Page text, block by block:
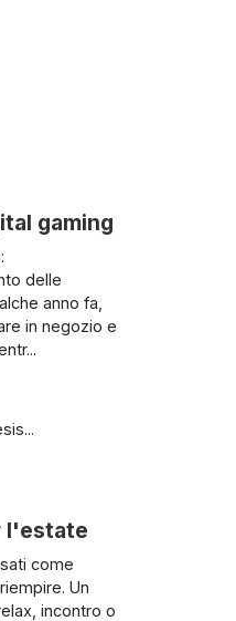
gaming
delle
anno fa,
in negozio e
l'estate
come
Un
incontro o